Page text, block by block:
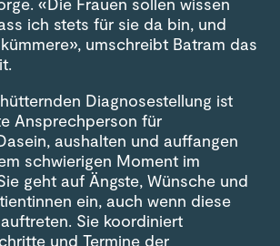
ich stets für sie da bin, und
umschreibt Batram das
Diagnosestellung ist
Ansprechperson für
aushalten und auffangen
schwierigen Moment im
geht auf Ängste, Wünsche und
ein, auch wenn diese
Sie koordiniert
und Termine der